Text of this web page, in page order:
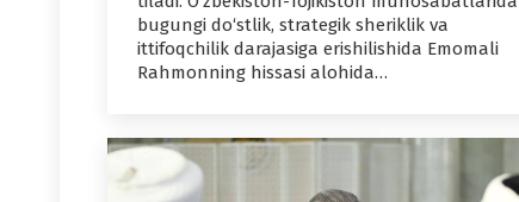
bugungi do‘stlik, strategik sheriklik va
ittifoqchilik darajasiga erishilishida Emomali
Rahmonning hissasi alohida…